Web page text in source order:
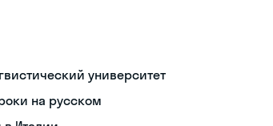
университет
на русском